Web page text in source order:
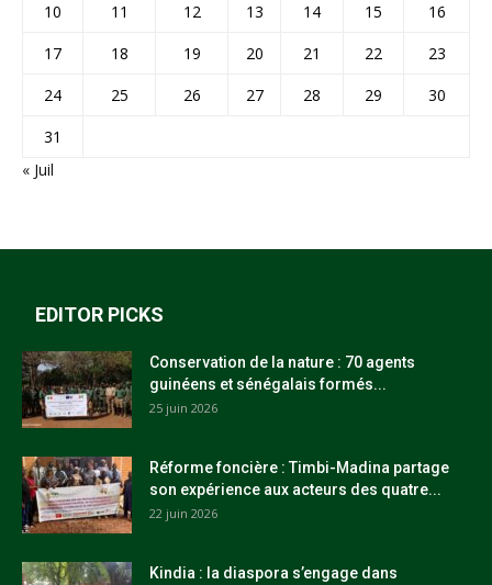
10
11 12 13 14 15
16
17
18 19 20 21 22
23
24
25 26 27 28 29
30
31
« Juil
EDITOR PICKS
Conservation de la nature : 70 agents
guinéens et sénégalais formés...
25 juin 2026
Réforme foncière : Timbi-Madina partage
son expérience aux acteurs des quatre...
22 juin 2026
Kindia : la diaspora s’engage dans